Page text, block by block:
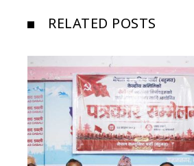
RELATED POSTS